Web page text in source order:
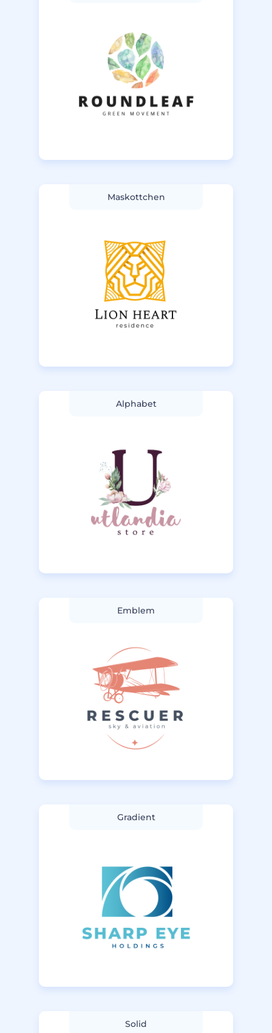
Maskottchen
Alphabet
Emblem
Gradient
Solid